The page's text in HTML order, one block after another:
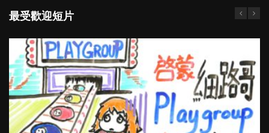
最受歡迎短片